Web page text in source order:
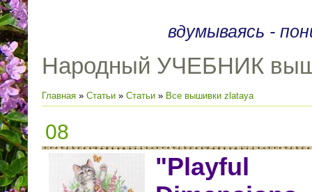
вдумываясь -
Народный УЧЕБНИК
Главная » Статьи » Статьи » Все вышивки zlataya
08
"Playful